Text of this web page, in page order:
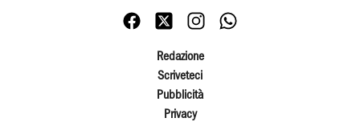
Redazione
Scriveteci
Pubblicità
Privacy